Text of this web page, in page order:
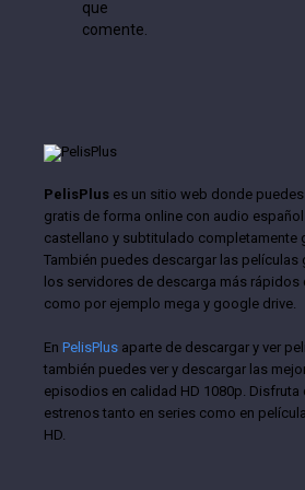
que
comente.
PelisPlus es un sitio web donde
gratis de forma online con audio
castellano y subtitulado completamente
También puedes descargar las películas
los servidores de descarga más rápidos
como por ejemplo mega y google drive.
En PelisPlus aparte de descargar y ver
también puedes ver y descargar las
episodios en calidad HD 1080p.
estrenos tanto en series como en
HD.